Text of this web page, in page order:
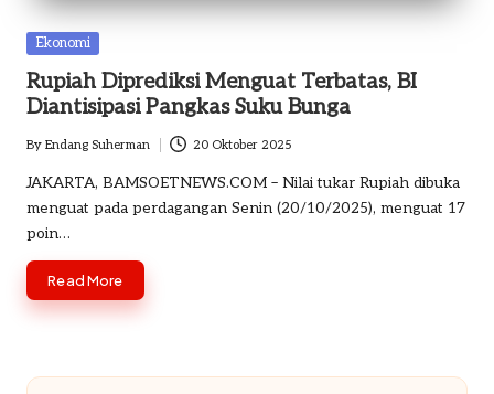
o
m
Posted
Ekonomi
Rupiah Diprediksi Menguat Terbatas, BI
Diantisipasi Pangkas Suku Bunga
Posted
by
By Endang Suherman 20 Oktober 2025
JAKARTA, BAMSOETNEWS.COM – Nilai tukar Rupiah dibuka
menguat pada perdagangan Senin (20/10/2025), menguat 17
poin…
Read More